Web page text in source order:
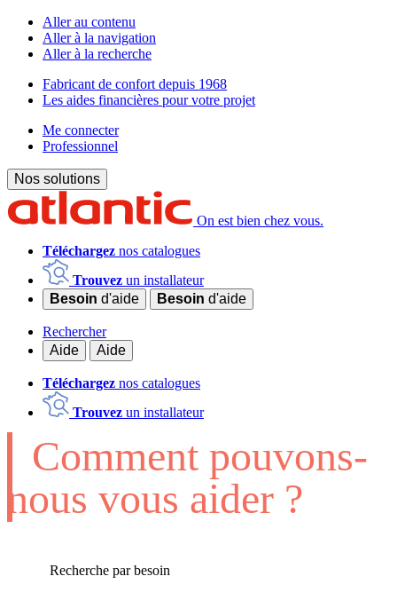
Aller au contenu
Aller à la navigation
Aller à la recherche
Fabricant de confort depuis 1968
Les aides financières pour votre projet
Me connecter
Professionnel
Nos solutions
On est bien chez vous.
Téléchargez nos catalogues
Trouvez un installateur
Besoin d'aide Besoin d'aide
Rechercher
Aide
Aide
Téléchargez nos catalogues
Trouvez un installateur
Comment pouvons-
nous vous aider ?
Recherche par besoin